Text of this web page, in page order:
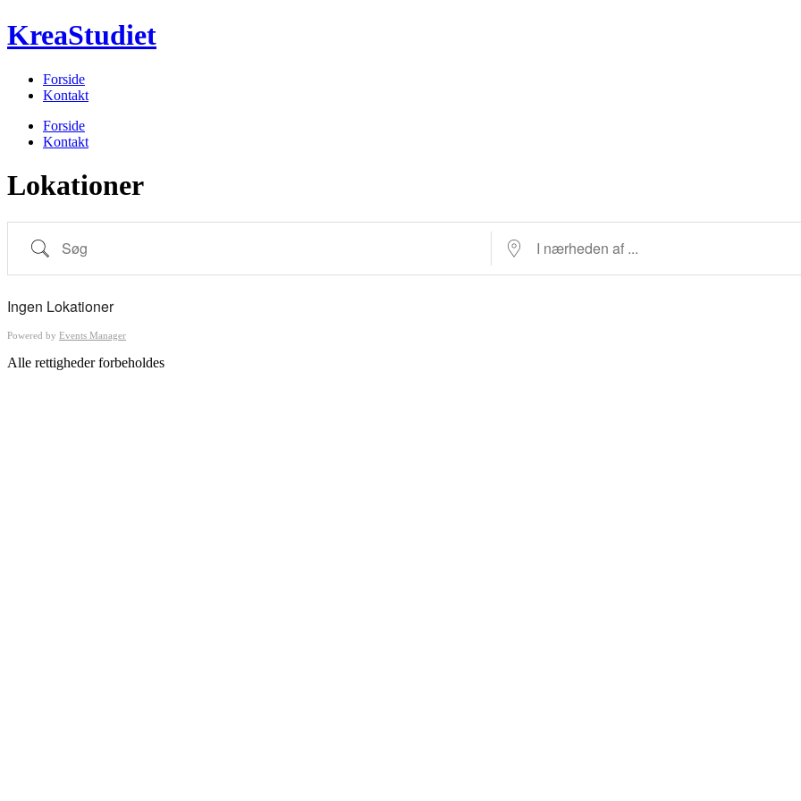
Videre
til
KreaStudiet
Forside
Kontakt
Menu
Forside
Kontakt
Lokationer
Søg I nærheden af ...
Ingen Lokationer
Powered by Events Manager
Alle rettigheder forbeholdes